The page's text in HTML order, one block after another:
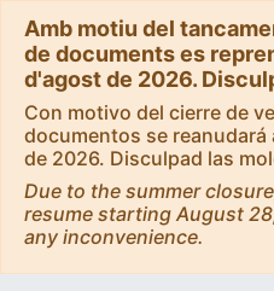
Amb motiu del
de documents es
d'agost de 2026.
Con motivo del cierre de
documentos se
de 2026. Disculpad las
Due to the summer
resume starting August
any inconvenience.